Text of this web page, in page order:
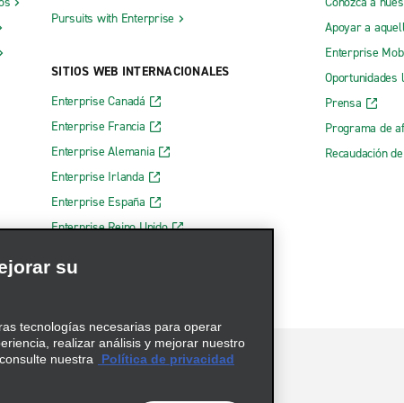
Pursuits with Enterprise
SITIOS WEB INTERNACIONALES
Enterprise Canadá
Enterprise Francia
Enterprise Alemania
Enterprise Irlanda
Enterprise España
Enterprise Reino Unido
Apoyar a
Enterprise
Oportunidades
Prensa
Programa de
Recaudación
su
tecnologías necesarias para operar
realizar análisis y mejorar nuestro
nuestra
Política de privacidad